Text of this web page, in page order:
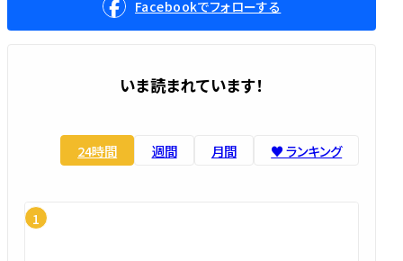
Facebookでフォローする
いま読まれています！
24時間 週間 月間 ♥️ ランキング